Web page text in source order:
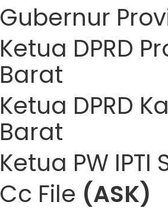
Gubernur
Ketua DPRD
Barat
Ketua DPRD
Barat
Ketua PW IPTI
Cc File (ASK)